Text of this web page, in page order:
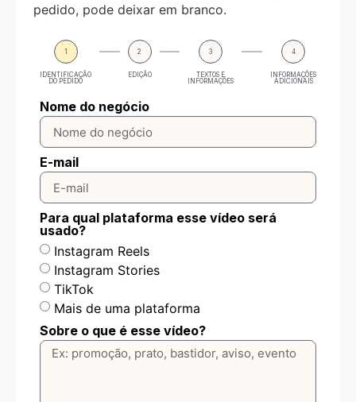
pedido, pode deixar em branco.
1
IDENTIFICAÇÃO
DO PEDIDO
2
EDIÇÃO
3
TEXTOS E
INFORMAÇÕES
4
INFORMAÇÕES
ADICIONAIS
Nome do negócio
E-mail
Para qual plataforma esse vídeo será
usado?
Instagram Reels
Instagram Stories
TikTok
Mais de uma plataforma
Sobre o que é esse vídeo?